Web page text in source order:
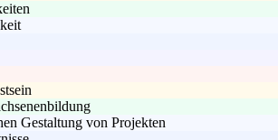
Gestaltung von Projekten